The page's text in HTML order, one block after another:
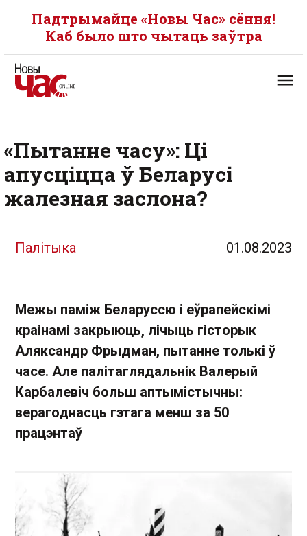
Падтрымайце «Новы Час» сёння!
Каб было што чытаць заўтра
«Пытанне часу»: Ці
апусціцца ў Беларусі
жалезная заслона?
Палітыка 01.08.2023
Межы паміж Беларуссю і еўрапейскімі
краінамі закрыюць, лічыць гісторык
Аляксандр Фрыдман, пытанне толькі ў
часе. Але палітаглядальнік Валерый
Карбалевіч больш аптымістычны:
верагоднасць гэтага менш за 50
працэнтаў